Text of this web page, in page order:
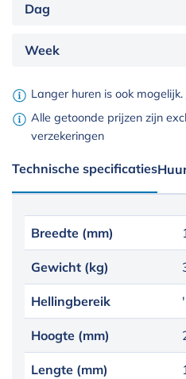
Dag
Week
Langer huren is ook mogelijk.
Alle getoonde prijzen zijn
verzekeringen
Technische specificaties
Breedte (mm)
Gewicht (kg)
Hellingbereik
Hoogte (mm)
Lengte (mm)